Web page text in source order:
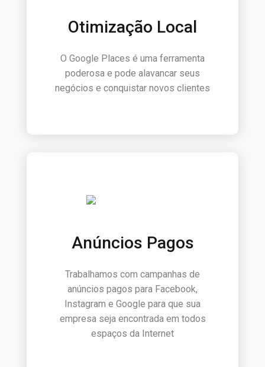
Otimização Local
O Google Places é uma ferramenta
poderosa e pode alavancar seus
negócios e conquistar novos clientes
Anúncios Pagos
Trabalhamos com campanhas de
anúncios pagos para Facebook,
Instagram e Google para que sua
empresa seja encontrada em todos
espaços da Internet